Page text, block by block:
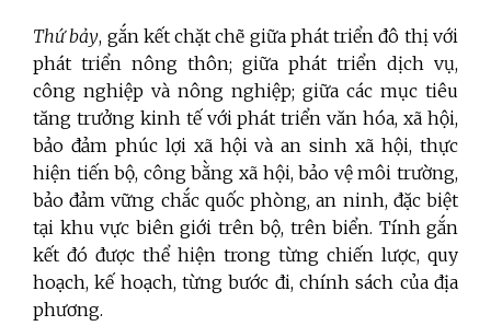
Thứ bảy, gắn kết chặt chẽ giữa phát triển đô thị với
phát triển nông thôn; giữa phát triển dịch vụ,
công nghiệp và nông nghiệp; giữa các mục tiêu
tăng trưởng kinh tế với phát triển văn hóa, xã hội,
bảo đảm phúc lợi xã hội và an sinh xã hội, thực
hiện tiến bộ, công bằng xã hội, bảo vệ môi trường,
bảo đảm vững chắc quốc phòng, an ninh, đặc biệt
tại khu vực biên giới trên bộ, trên biển. Tính gắn
kết đó được thể hiện trong từng chiến lược, quy
hoạch, kế hoạch, từng bước đi, chính sách của địa
phương.